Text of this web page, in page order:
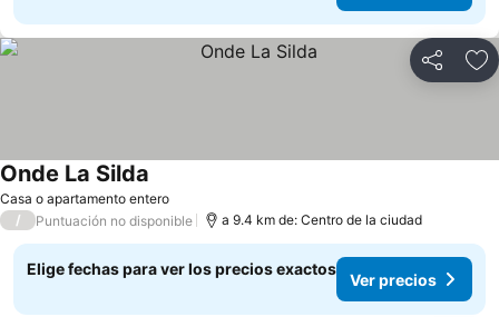
Compartir
Casa o apartamento entero
Onde La Silda
/ Puntuación no disponible a 9.4 km de: Centro de la ciudad
Elige fechas para ver los precios exactos
Ver precios